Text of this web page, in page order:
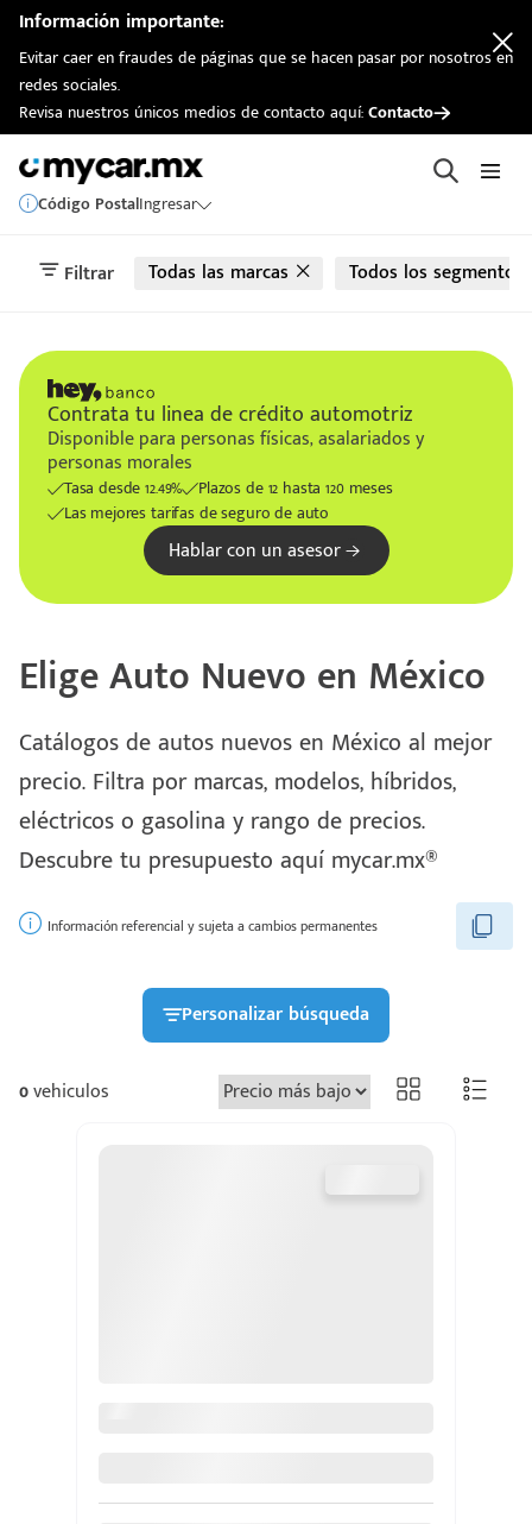
Información importante:
Evitar caer en fraudes de páginas que se hacen pasar por nosotros en
redes sociales.
Revisa nuestros únicos medios de contacto aquí:Contacto
Código PostalIngresar
Escríbenos
Código
Ingresar
Filtrar Todas las marcas Todos los segmentos
Contrata tu linea de crédito automotriz
Disponible para personas físicas, asalariados y
personas morales
Tasa desde 12.49%
Plazos de 12 hasta 120 meses
Las mejores tarifas de seguro de auto
Hablar con un asesor
Elige Auto Nuevo en México
Catálogos de autos nuevos en México al mejor
precio. Filtra por marcas, modelos, híbridos,
eléctricos o gasolina y rango de precios.
Descubre tu presupuesto aquí mycar.mx®
Información referencial y sujeta a cambios permanentes
Personalizar búsqueda
0vehiculos